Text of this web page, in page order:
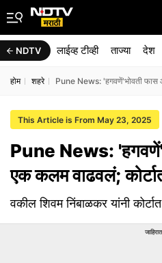
NDTV लाईव्ह टीव्ही ताज्या देश
होम शहरे Pune News: 'हगवणें'भोवती फास
This Article is From May 23, 2025
Pune News:
एक कलम वाढवलं;
वकील शिवम निंबाळकर यांनी
जाहिरात